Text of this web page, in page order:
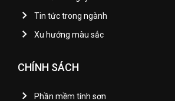
Tin tức trong ngành
Xu hướng màu sắc
CHÍNH SÁCH
Phần mềm tính sơn